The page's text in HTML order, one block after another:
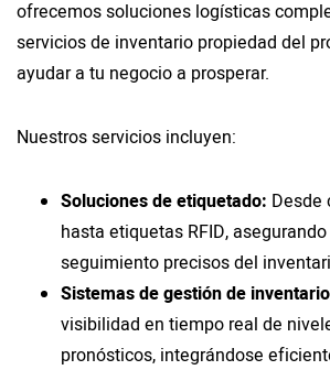
ofrecemos soluciones logísticas
servicios de inventario propiedad del
ayudar a tu negocio a prosperar.
Nuestros servicios incluyen:
Soluciones de etiquetado: Desde
hasta etiquetas RFID,
seguimiento precisos del
Sistemas de gestión de
visibilidad en tiempo real de
pronósticos, integrándose